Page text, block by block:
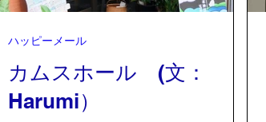
るイベントで何もないところに人々が集まり共
同生活を行い一週間後に無に還すというイベン
トです。 この最終日にザ・マンと呼ばれる数メ
ートルある木製
カムスホール (文：
Harumi）
ハッピーメール